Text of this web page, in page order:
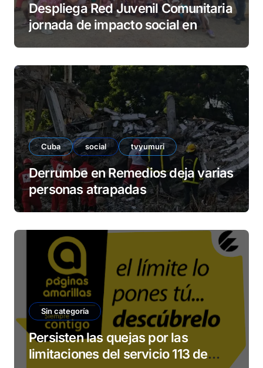
Despliega Red Juvenil Comunitaria
jornada de impacto social en
Cuba social tvyumuri
Derrumbe en Remedios deja varias
personas atrapadas
Sin categoría
Persisten las quejas por las
limitaciones del servicio 113 de